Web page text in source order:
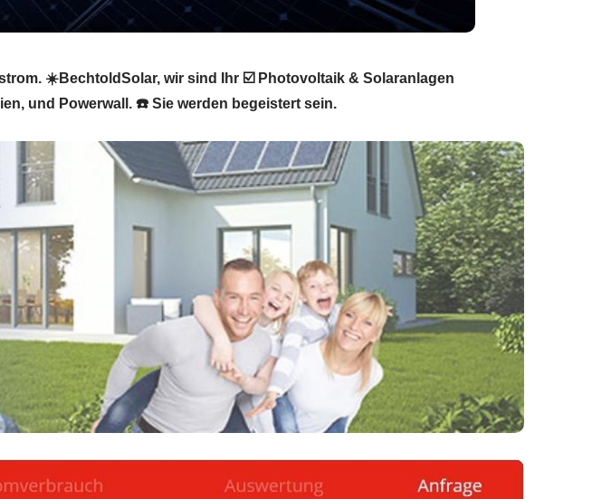
☀️BechtoldSolar, wir sind Ihr ☑️ Photovoltaik & Solaranlagen
und Powerwall. ☎️ Sie werden begeistert sein.